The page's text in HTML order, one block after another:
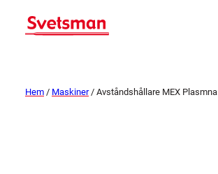
Hem / Maskiner/ Avståndshållare MEX Plasmna